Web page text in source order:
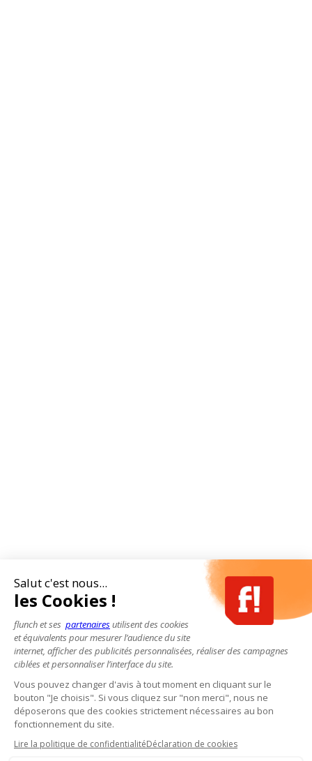
Salut c'est nous...
les Cookies !
flunch et ses partenairesutilisent des cookies
et équivalents pour mesurer l’audience du site
internet, afficher des publicités personnalisées, réaliser des campagnes
ciblées et personnaliser l’interface du site.
Vous pouvez changer d'avis à tout moment en cliquant sur le
bouton "Je choisis". Si vous cliquez sur "non merci", nous ne
déposerons que des cookies strictement nécessaires au bon
fonctionnement du site.
Lire la politique de confidentialitéDéclaration de cookies